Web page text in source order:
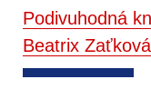
Podivuhodná
Beatrix Zaťková